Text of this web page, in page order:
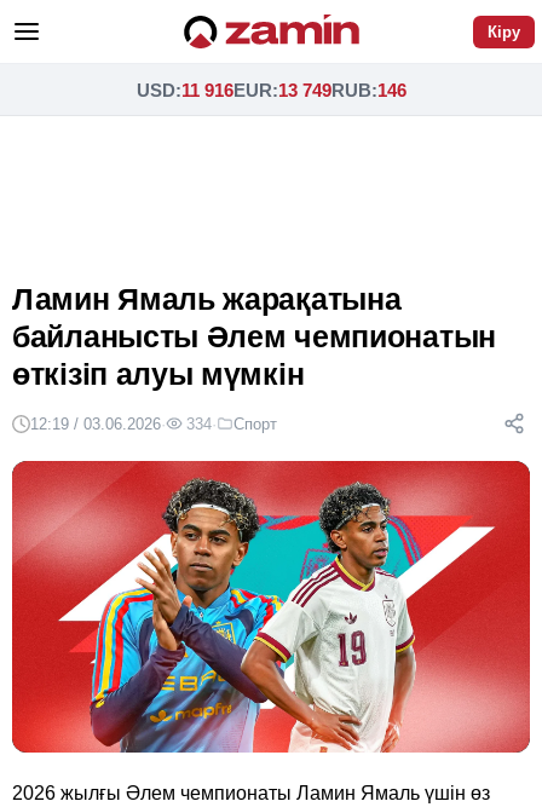
Кіру
USD:11 916EUR:13 749RUB:146
Ламин Ямаль жарақатына
байланысты Әлем чемпионатын
өткізіп алуы мүмкін
12:19 / 03.06.2026· 334· Спорт
2026 жылғы Әлем чемпионаты Ламин Ямаль үшін өз